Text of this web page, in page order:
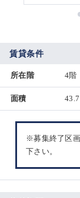
賃貸条件
所在階 4階
面積
※募集終了区
下さい。